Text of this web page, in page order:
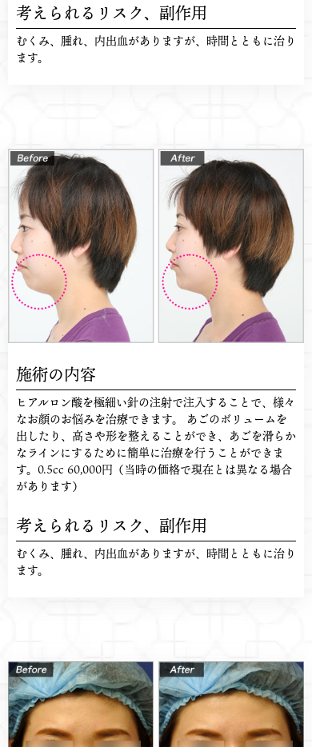
考えられるリスク、 副作用
むくみ、腫れ、内出血がありますが、時間とともに治り
ます。
施術の内容
ヒアルロン酸を極細い針の注射で注入することで、様々
なお顔のお悩みを治療できます。 あごのボリュームを
出したり、高さや形を整えることができ、あごを滑らか
なラインにするために簡単に治療を行うことができま
す。0.5cc 60,000円（当時の価格で現在とは異なる場合
があります）
考えられるリスク、 副作用
むくみ、腫れ、内出血がありますが、時間とともに治り
ます。